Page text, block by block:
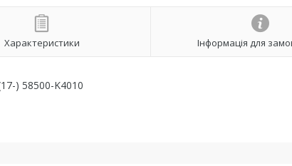
Характеристики Інформація для
) 58500-K4010